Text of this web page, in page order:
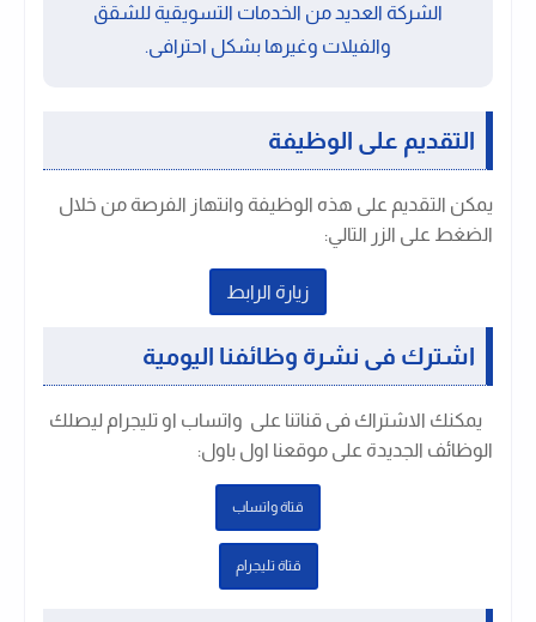
الشركة العديد من الخدمات التسويقية للشقق
والفيلات وغيرها بشكل احترافى.
التقديم على الوظيفة
يمكن التقديم على هذه الوظيفة وانتهاز الفرصة من خلال
الضغط على الزر التالي:
زيارة الرابط
اشترك فى نشرة وظائفنا اليومية
يمكنك الاشتراك فى قناتنا على واتساب او تليجرام ليصلك
الوظائف الجديدة على موقعنا اول باول:
قتاة واتساب
قتاة تليجرام